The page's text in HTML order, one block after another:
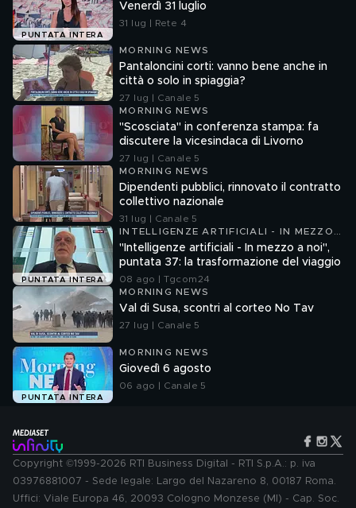
PUNTATA INTERA
Venerdì 31 luglio
31 lug | Rete 4
MORNING NEWS
Pantaloncini corti: vanno bene anche in
città o solo in spiaggia?
27 lug | Canale 5
MORNING NEWS
"Scosciata" in conferenza stampa: fa
discutere la vicesindaca di Livorno
27 lug | Canale 5
MORNING NEWS
Dipendenti pubblici, rinnovato il contratto
collettivo nazionale
31 lug | Canale 5
PUNTATA INTERA
INTELLIGENZE ARTIFICIALI - IN MEZZO
A NOI
"Intelligenze artificiali - In mezzo a noi",
puntata 37: la trasformazione del viaggio
08 ago | Tgcom24
MORNING NEWS
Val di Susa, scontri al corteo No Tav
27 lug | Canale 5
PUNTATA INTERA
MORNING NEWS
Giovedì 6 agosto
06 ago | Canale 5
Copyright ©1999-2026 RTI Business Digital - RTI S.p.A.: p. iva
03976881007 - Sede legale: Largo del Nazareno 8, 00187 Roma.
Uffici: Viale Europa 46, 20093 Cologno Monzese (MI) - Cap. Soc.